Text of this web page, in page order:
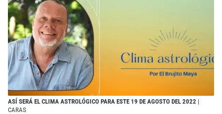
ASÍ SERÁ EL CLIMA ASTROLÓGICO PARA ESTE 19 DE AGOSTO DEL 2022 |
CARAS